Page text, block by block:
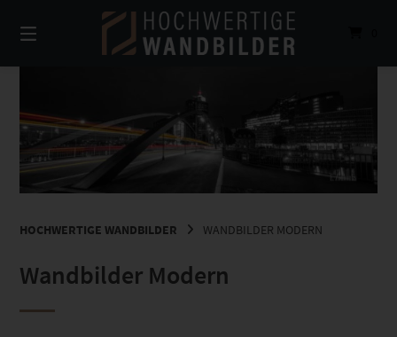
zum
Inhalt
HOCHWERTIGE WANDBILDER WANDBILDER MODERN
Wandbilder Modern